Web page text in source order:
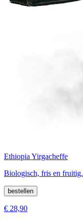
Ethiopia Yirgacheffe
Biologisch, fris en fruitig.
bestellen
€ 28,90